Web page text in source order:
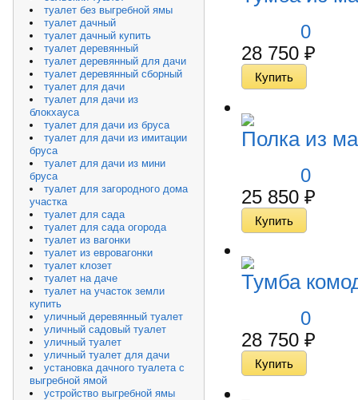
туалет без выгребной ямы
туалет дачный
туалет дачный купить
туалет деревянный
туалет деревянный для дачи
туалет деревянный сборный
туалет для дачи
туалет для дачи из
блокхауса
туалет для дачи из бруса
туалет для дачи из имитации
бруса
туалет для дачи из мини
бруса
туалет для загородного дома
участка
туалет для сада
туалет для сада огорода
туалет из вагонки
туалет из евровагонки
туалет клозет
туалет на даче
туалет на участок земли
купить
уличный деревянный туалет
уличный садовый туалет
уличный туалет
уличный туалет для дачи
установка дачного туалета с
выгребной ямой
устройство выгребной ямы
0
28 750 ₽
Полка из
0
25 850 ₽
Тумба
0
28 750 ₽